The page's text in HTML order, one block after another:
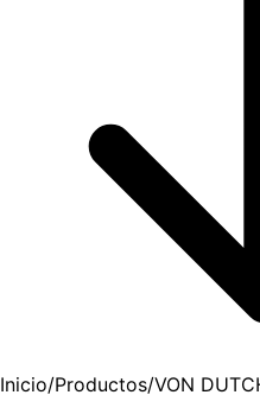
Inicio/Productos/VON